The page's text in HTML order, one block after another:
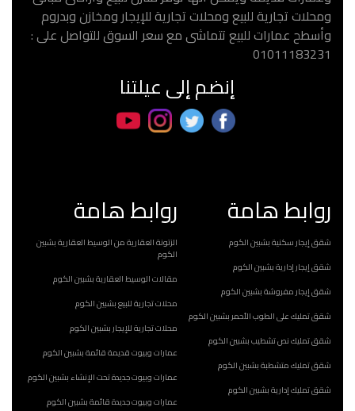
ومحلات تجارية للبيع ومحلات تجارية للإيجار ومخازن وبدروم
وأسطح عمارات للبيع تتماشى مع سعر السوق للتواصل على :
01011183231
إنضم إلى عيلتنا
روابط هامة
شقق إيجار سكنية بشبين الكوم
شقق إيجار إدارية بشبين الكوم
شقق إيجار مفروشة بشبين الكوم
شقق تمليك على الطوب الأحمر بشبين الكوم
شقق تمليك نص تشطيب بشبين الكوم
شقق تمليك متشطبة بشبين الكوم
شقق تمليك إدارية بشبين الكوم
روابط هامة
الزتونة العقارية من الوسيط العقارية بشبين
الكوم
مقالات الوسيط العقارية بشبين الكوم
محلات تجارية للبيع بشبين الكوم
محلات تجارية للإيجار بشبين الكوم
عمارات وبيوت قديمة قائمة بشبين الكوم
عمارات وبيوت جديدة تحت الإنشاء بشبين الكوم
عمارات وبيوت جديدة قائمة بشبين الكوم